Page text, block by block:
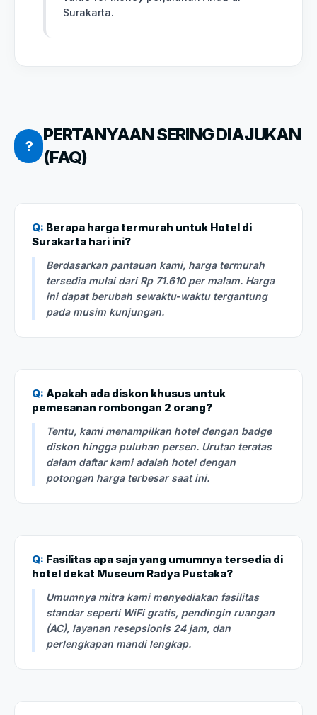
Surakarta.
?
PERTANYAAN SERING DIAJUKAN
(FAQ)
Q: Berapa harga termurah untuk Hotel di
Surakarta hari ini?
Berdasarkan pantauan kami, harga termurah
tersedia mulai dari Rp 71.610 per malam. Harga
ini dapat berubah sewaktu-waktu tergantung
pada musim kunjungan.
Q: Apakah ada diskon khusus untuk
pemesanan rombongan 2 orang?
Tentu, kami menampilkan hotel dengan badge
diskon hingga puluhan persen. Urutan teratas
dalam daftar kami adalah hotel dengan
potongan harga terbesar saat ini.
Q: Fasilitas apa saja yang umumnya tersedia di
hotel dekat Museum Radya Pustaka?
Umumnya mitra kami menyediakan fasilitas
standar seperti WiFi gratis, pendingin ruangan
(AC), layanan resepsionis 24 jam, dan
perlengkapan mandi lengkap.